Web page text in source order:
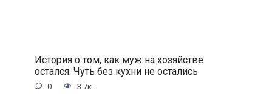
История о том, как муж на хозяйстве
остался. Чуть без кухни не остались
0 3.7к.